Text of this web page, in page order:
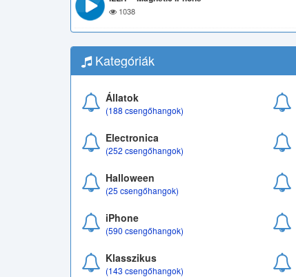
1038
Kategóriák
Állatok
(188 csengőhangok)
Electronica
(252 csengőhangok)
Halloween
(25 csengőhangok)
iPhone
(590 csengőhangok)
Klasszikus
(143 csengőhangok)